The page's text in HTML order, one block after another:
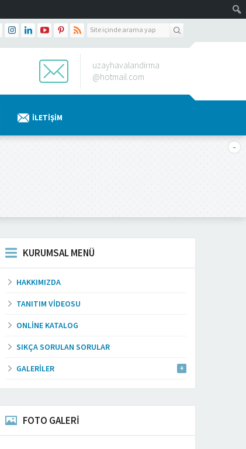
uzayhavalandirma
@hotmail.com
İLETIŞIM
KURUMSAL MENÜ
HAKKIMIZDA
TANITIM VIDEOSU
ONLINE KATALOG
SIKÇA SORULAN SORULAR
GALERILER
FOTO GALERİ